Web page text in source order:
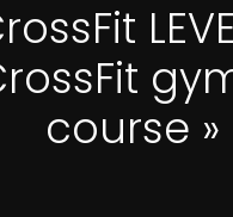
course »